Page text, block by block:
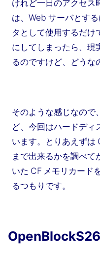
けれど一日のアクセス
は、Web サーバとす
タとして使用するだけ
にしてしまったら、現
るのですけど、どうな
そのような感じなので
ど、今回はハードディ
います。とりあえず
まで出来るかを調べて
いた CF メモリカード
るつもりです。